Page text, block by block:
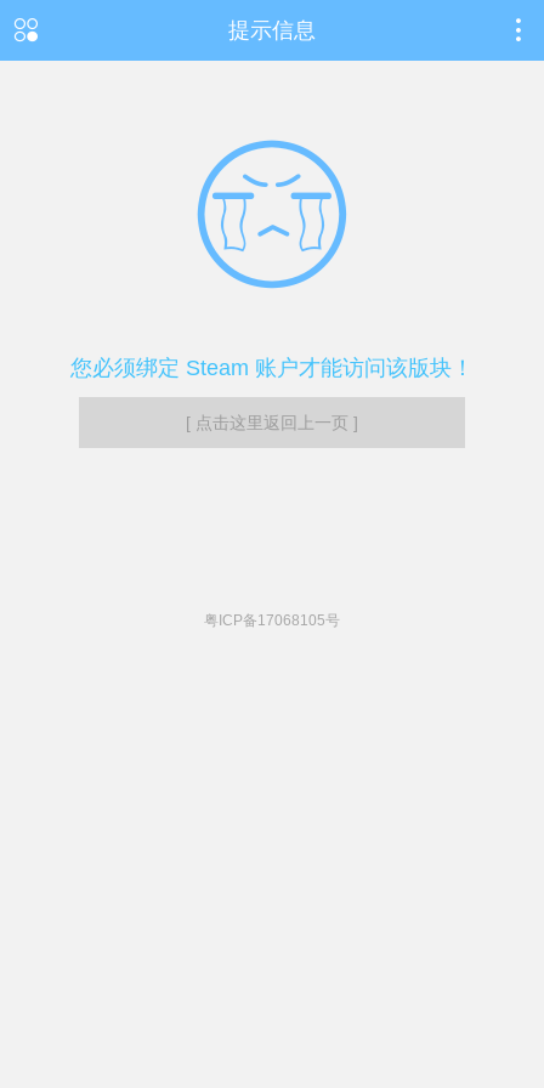
提示信息
您必须绑定 Steam 账户才能访问该版块！
[ 点击这里返回上一页 ]
粤ICP备17068105号